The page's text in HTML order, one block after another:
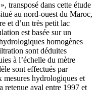
transposé dans cette étude
au nord-ouest du Maroc,
et d’un très petit lac
est basée sur un
homogènes
sont déduites
à l’échelle du mètre
sont effectués par
mesures hydrologiques et
retenue aval entre 1997 et